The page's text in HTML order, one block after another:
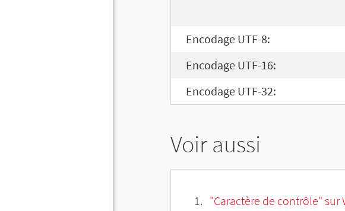
Encodage UTF-8:
Encodage UTF-16:
Encodage UTF-32:
Voir aussi
"Caractère de contrôle" sur